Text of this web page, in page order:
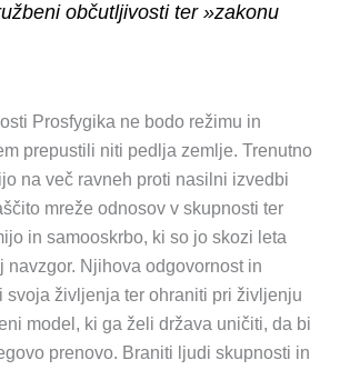
občutljivosti ter »zakonu
Prosfygika ne bodo režimu in
prepustili niti pedlja zemlje. Trenutno
na več ravneh proti nasilni izvedbi
mreže odnosov v skupnosti ter
in samooskrbo, ki so jo skozi leta
navzgor. Njihova odgovornost in
svoja življenja ter ohraniti pri življenju
model, ki ga želi država uničiti, da bi
prenovo. Braniti ljudi skupnosti in